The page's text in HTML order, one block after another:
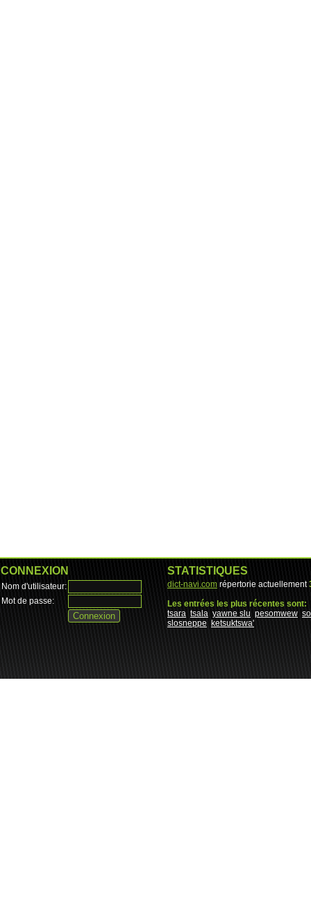
CONNEXION
Nom d'utilisateur:
Mot de passe:
STATISTIQUES
dict-navi.com répertorie actuellement
Les entrées les plus récentes sont:
tsara tsala yawne slu pesomwew
slosneppe
ketsuktswa'